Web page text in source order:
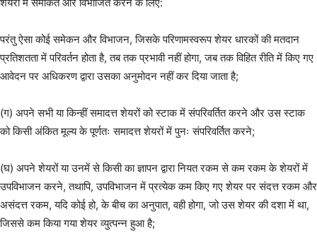
परंतु ऐसा कोई समेकन और विभाजन, जिसके परिणामस्वरूप शेयर धारकों की मतदान
प्रतिशतता में परिवर्तन होता है, तब तक प्रभावी नहीं होगा, जब तक विहित रीति में किए गए
आवेदन पर अधिकरण द्वारा उसका अनुमोदन नहीं कर दिया जाता है;
(ग) अपने सभी या किन्हीं समादत्त शेयरों को स्टाक में संपरिवर्तित करने और उस स्टाक
को किसी अंकित मूल्य के पूर्णतः समादत्त शेयरों में पुनः संपरिवर्तित करने;
(घ) अपने शेयरों या उनमें से किसी का ज्ञापन द्वारा नियत रकम से कम रकम के शेयरों में
उपविभाजन करने, तथापि, उपविभाजन में प्रत्येक कम किए गए शेयर पर संदत्त रकम और
असंदत्त रकम, यदि कोई हो, के बीच का अनुपात, वही होगा, जो उस शेयर की दशा में था,
जिससे कम किया गया शेयर व्युत्पन्न हुआ है;